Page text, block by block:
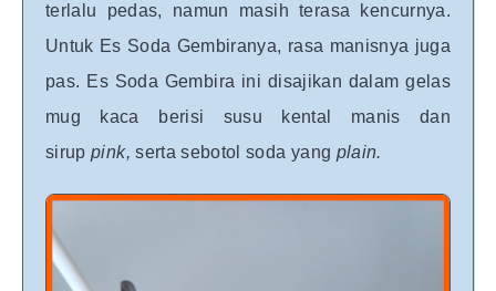
terlalu pedas, namun masih terasa kencurnya.
Untuk Es Soda Gembiranya, rasa manisnya juga
pas. Es Soda Gembira ini disajikan dalam gelas
mug kaca berisi susu kental manis dan
siruppink,serta sebotol soda yang plain.